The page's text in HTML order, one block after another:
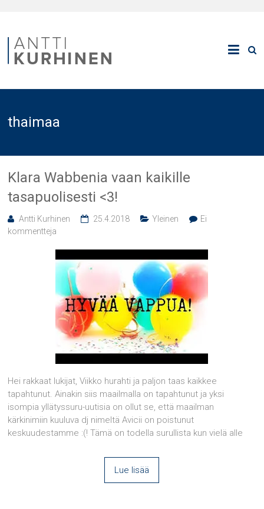
thaimaa
Klara Wabbenia vaan kaikille
tasapuolisesti <3!
Antti Kurhinen 25.4.2018 Yleinen
Ei
kommentteja
Hei rakkaat lukijat, Viikko hurahti ja paljon taas kaikkee
tapahtunut. Ainakin siis maailmalla on tapahtunut ja yksi
isompia yllätyssuru-uutisia on ollut se, että maailman
kärkinimiin kuuluva dj nimeltä Avicii on poistunut
keskuudestamme :(! Tämä on todella surullista kun vielä alle
Lue lisää